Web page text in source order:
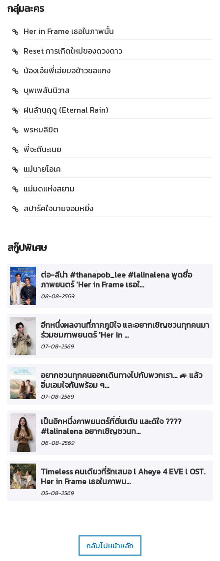
กลุ่มละคร
Her in Frame เธอในภาพนั้น
Reset การเกิดใหม่ของดวงดาว
น้องเอ๋ยพี่เอ่ยขอข้าวขอแกง
บุพเพสันนิวาส
ฝนล้านฤดู (Eternal Rain)
พรหมลิขิต
พี่จะตีนะเนย
แม่นายโอเค
แม่มดแห่งสยาม
สปาร์คใจนายจอมหยิ่ง
สกู๊ปพิเศษ
ต่อ-ลีน่า #thanapob_lee #lalinalena พูดชื่อ
ภาพยนตร์ 'Her in Frame เธอใ...
08-08-2569
อีกหนึ่งผลงานที่ภาคภูมิใจ และอยากเชิญชวนทุกคนมา
ร่วมชมภาพยนตร์ 'Her in ...
07-08-2569
อยากชวนทุกคนออกเดินทางไปกับพวกเรา... 🚙 แล้ว
อิ่มเอมใจกันพร้อม ๆ...
07-08-2569
เป็นอีกหนึ่งภาพยนตร์ที่ตื่นเต้น และดีใจ ????
#lalinalena อยากเชิญชวนท...
06-08-2569
Timeless คนเดียวที่รักเสมอ l Aheye 4 EVE l OST.
Her in Frame เธอในภาพน...
05-08-2569
กลับไปหน้าหลัก